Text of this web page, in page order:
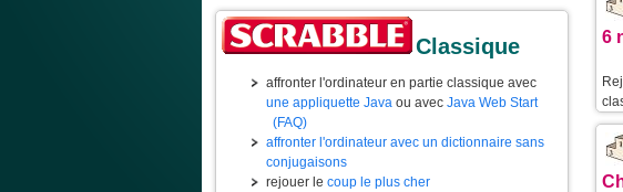
Classique
affronter l'ordinateur en partie classique avec
une appliquette Java ou avec Java Web Start
(FAQ)
affronter l'ordinateur avec un dictionnaire sans
conjugaisons
rejouer le coup le plus cher
6